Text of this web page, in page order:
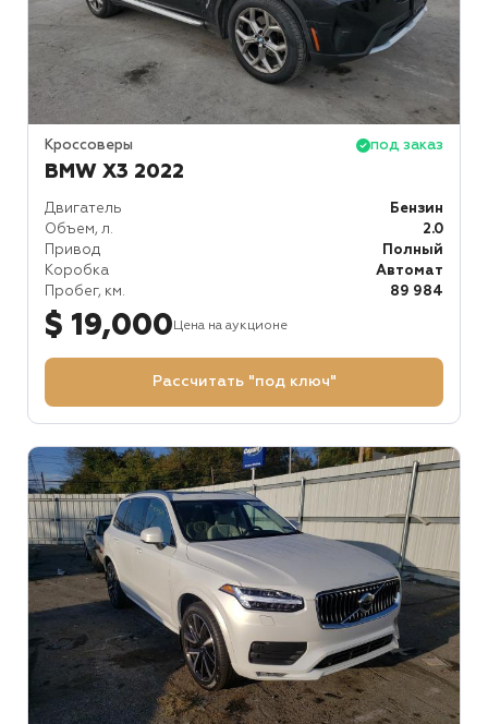
Кроссоверы под заказ
BMW X3 2022
Двигатель
Бензин
Объем, л.
2.0
Привод
Полный
Коробка
Автомат
Пробег, км.
89 984
$ 19,000 Цена на аукционе
Рассчитать "под ключ"